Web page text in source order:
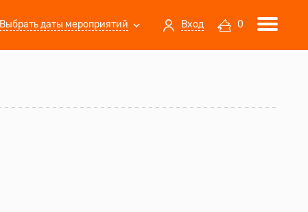
Выбрать даты мероприятий Вход 0